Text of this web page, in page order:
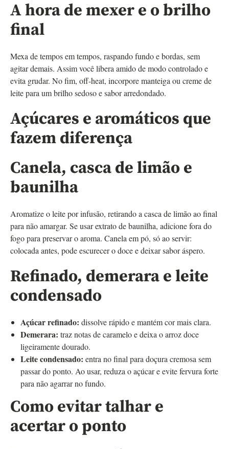
A hora de mexer e o brilho
final
Mexa de tempos em tempos, raspando fundo e bordas, sem
agitar demais. Assim você libera amido de modo controlado e
evita grudar. No fim, off-heat, incorpore manteiga ou creme de
leite para um brilho sedoso e sabor arredondado.
Açúcares e aromáticos que
fazem diferença
Canela, casca de limão e
baunilha
Aromatize o leite por infusão, retirando a casca de limão ao final
para não amargar. Se usar extrato de baunilha, adicione fora do
fogo para preservar o aroma. Canela em pó, só ao servir:
colocada antes, pode escurecer o doce e deixar sabor áspero.
Refinado, demerara e leite
condensado
Açúcar refinado: dissolve rápido e mantém cor mais clara.
Demerara: traz notas de caramelo e deixa o arroz doce
ligeiramente dourado.
Leite condensado: entra no final para doçura cremosa sem
passar do ponto. Ao usar, reduza o açúcar e evite fervura forte
para não agarrar no fundo.
Como evitar talhar e
acertar o ponto